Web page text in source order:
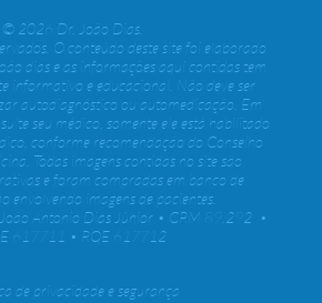
© 2026 Dr. João Dias.
O conteúdo deste site foi elaborado
dias e as informações aqui contidas tem
informativo e educacional. Não deve ser
autodiagnóstico ou automedicação. Em
seu médico, somente ele está habilitado
conforme recomendação do Conselho
Todas imagens contidas no site são
e foram compradas em banco de
envolvendo imagens de pacientes.
Antonio Dias Júnior • CRM 89.292 •
617711 • RQE 617712
de privacidade e segurança